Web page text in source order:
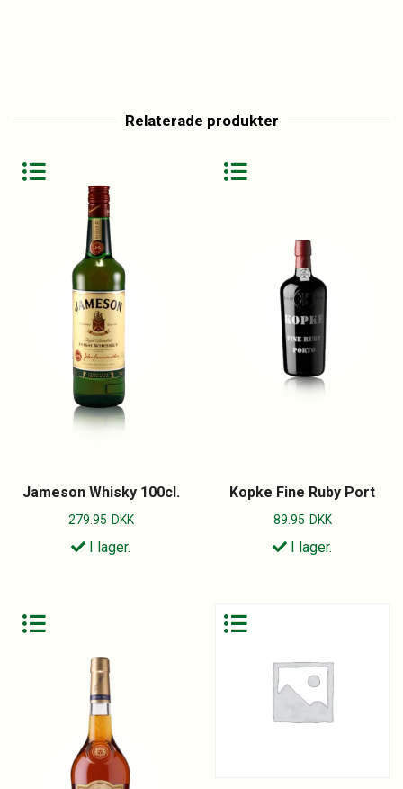
Relaterade produkter
Jameson Whisky 100cl.
279.95 DKK
I lager.
Kopke Fine Ruby Port
89.95 DKK
I lager.